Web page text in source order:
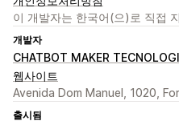
이 개발자는 한국어(으)로 직접
개발자
CHATBOT MAKER
웹사이트
Avenida Dom Manuel, 1020,
출시됨